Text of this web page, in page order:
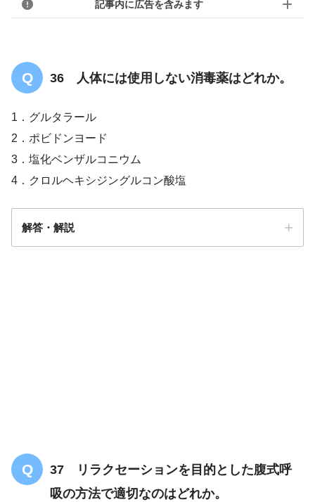
記事内に広告を含みます
36 人体には使用しない消毒薬はどれか。
1．グルタラール
2．ポビドンヨード
3．塩化ベンザルコニウム
4．クロルヘキシジングルコン酸塩
解答・解説
37 リラクセーションを目的とした腹式呼
吸の方法で適切なのはどれか。